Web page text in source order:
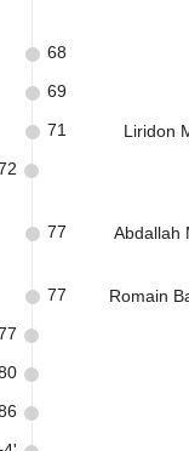
68
69
Liridon
71
Abdallah
77
Romain
77